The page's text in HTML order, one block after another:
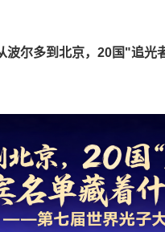
波尔多到北京，20国"追光